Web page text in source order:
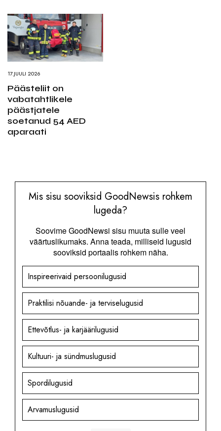
17.JUULI 2026
Päästeliit on
vabatahtlikele
päästjatele
soetanud 54 AED
aparaati
Mis sisu sooviksid GoodNewsis rohkem
lugeda?
Soovime GoodNewsi sisu muuta sulle veel
väärtuslikumaks. Anna teada, milliseid lugusid
sooviksid portaalis rohkem näha.
Inspireerivaid persoonilugusid
Praktilisi nõuande- ja terviselugusid
Ettevõtlus- ja karjäärilugusid
Kultuuri- ja sündmuslugusid
Spordilugusid
Arvamuslugusid